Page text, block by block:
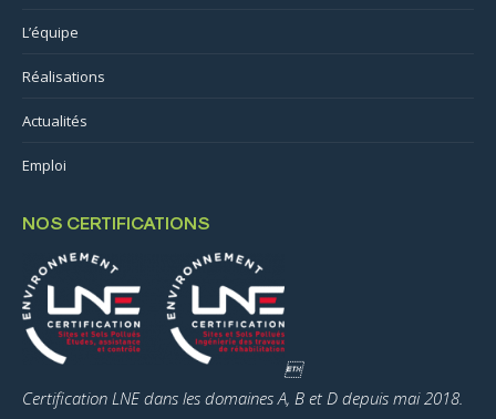
L’équipe
Réalisations
Actualités
Emploi
NOS CERTIFICATIONS

Certification LNE dans les domaines A, B et D depuis mai 2018.